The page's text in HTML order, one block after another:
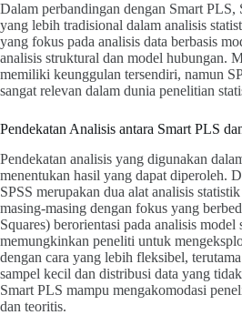
Dalam perbandingan dengan Smart PLS,
yang lebih tradisional dalam analisis
yang fokus pada analisis data berbasis
analisis struktural dan model hubungan.
memiliki keunggulan tersendiri, namun
sangat relevan dalam dunia penelitian
Pendekatan Analisis antara Smart PLS
Pendekatan analisis yang digunakan
menentukan hasil yang dapat diperoleh.
SPSS merupakan dua alat analisis
masing-masing dengan fokus yang
Squares) berorientasi pada analisis
memungkinkan peneliti untuk
dengan cara yang lebih fleksibel,
sampel kecil dan distribusi data yang
Smart PLS mampu mengakomodasi
dan teoritis.